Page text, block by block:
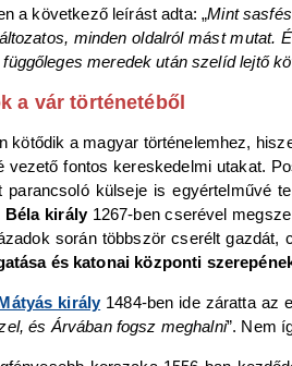
a következő leírást adta: „Mint
minden oldalról mást mutat.
meredek után szelíd lejtő
a vár történetéből
kötődik a magyar történelemhez,
vezető fontos kereskedelmi utakat.
parancsoló külseje is egyértelművé
Béla király 1267-ben cserével
során többször cserélt
és katonai központi
király 1484-ben ide záratta az
és Árvában fogsz meghalni”. Nem